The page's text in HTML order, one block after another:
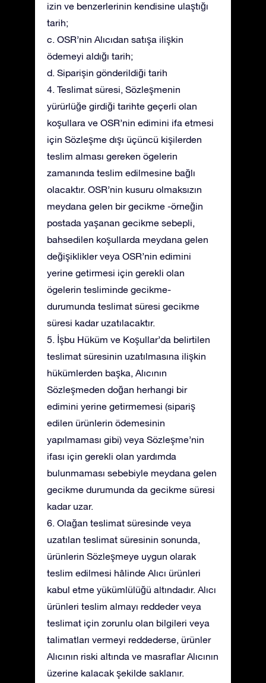
izin ve benzerlerinin kendisine ulaştığı
tarih;
c. OSR’nin Alıcıdan satışa ilişkin
ödemeyi aldığı tarih;
d. Siparişin gönderildiği tarih
4. Teslimat süresi, Sözleşmenin
yürürlüğe girdiği tarihte geçerli olan
koşullara ve OSR’nin edimini ifa etmesi
için Sözleşme dışı üçüncü kişilerden
teslim alması gereken ögelerin
zamanında teslim edilmesine bağlı
olacaktır. OSR’nin kusuru olmaksızın
meydana gelen bir gecikme -örneğin
postada yaşanan gecikme sebepli,
bahsedilen koşullarda meydana gelen
değişiklikler veya OSR’nin edimini
yerine getirmesi için gerekli olan
ögelerin tesliminde gecikme-
durumunda teslimat süresi gecikme
süresi kadar uzatılacaktır.
5. İşbu Hüküm ve Koşullar’da belirtilen
teslimat süresinin uzatılmasına ilişkin
hükümlerden başka, Alıcının
Sözleşmeden doğan herhangi bir
edimini yerine getirmemesi (sipariş
edilen ürünlerin ödemesinin
yapılmaması gibi) veya Sözleşme’nin
ifası için gerekli olan yardımda
bulunmaması sebebiyle meydana gelen
gecikme durumunda da gecikme süresi
kadar uzar.
6. Olağan teslimat süresinde veya
uzatılan teslimat süresinin sonunda,
ürünlerin Sözleşmeye uygun olarak
teslim edilmesi hâlinde Alıcı ürünleri
kabul etme yükümlülüğü altındadır. Alıcı
ürünleri teslim almayı reddeder veya
teslimat için zorunlu olan bilgileri veya
talimatları vermeyi reddederse, ürünler
Alıcının riski altında ve masraflar Alıcının
üzerine kalacak şekilde saklanır.